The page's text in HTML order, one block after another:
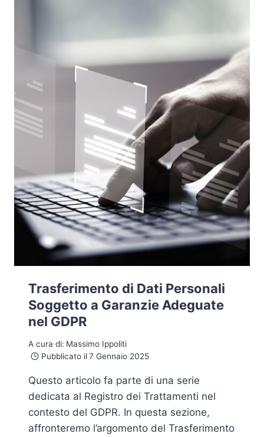
Trasferimento di Dati Personali
Soggetto a Garanzie Adeguate
nel GDPR
A cura di: Massimo Ippoliti
Pubblicato il 7 Gennaio 2025
Questo articolo fa parte di una serie
dedicata al Registro dei Trattamenti nel
contesto del GDPR. In questa sezione,
affronteremo l’argomento del Trasferimento